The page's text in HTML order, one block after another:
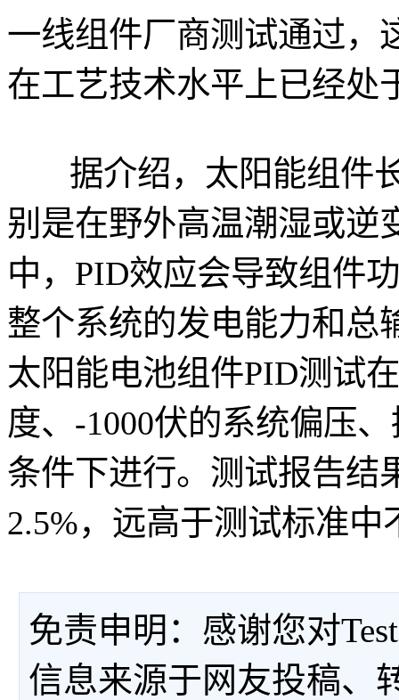
一线组件厂商测试通过，
在工艺技术水平上已经处
据介绍，太阳能组件长
别是在野外高温潮湿或逆
中，PID效应会导致组件
整个系统的发电能力和总
太阳能电池组件PID测试
度、-1000伏的系统偏压
条件下进行。测试报告结
2.5%，远高于测试标准
免责申明：感谢您对
信息来源于网友投稿、